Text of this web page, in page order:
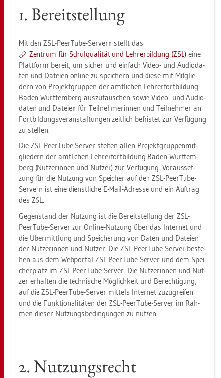
1. Be­reit­stel­lung
Mit den ZSL-PeerTu­be-Ser­vern stellt das
Zen­trum für Schul­qua­li­tät und Leh­rer­bil­dung (ZSL) eine
Platt­form be­reit, um si­cher und ein­fach Video- und Au­dio­da­
ten und Da­tei­en on­line zu spei­chern und diese mit Mit­glie­
dern von Pro­jekt­grup­pen der amt­li­chen Leh­rer­fort­bil­dung
Baden-Würt­tem­berg aus­zu­tau­schen sowie Video- und Au­dio­
da­ten und Da­tei­en für Teil­neh­me­rin­nen und Teil­neh­mer an
Fort­bil­dungs­ver­an­stal­tun­gen zeit­lich be­fris­tet zur Ver­fü­gung
zu stel­len.
Die ZSL-PeerTu­be-Ser­ver ste­hen allen Pro­jekt­grup­pen­mit­
glie­dern der amt­li­chen Leh­rer­fort­bil­dung Baden-Würt­tem­
berg (Nut­ze­rin­nen und Nut­zer) zur Ver­fü­gung. Vor­aus­set­
zung für die Nut­zung von Spei­cher auf den ZSL-PeerTu­be-
Ser­vern ist eine dienst­li­che E-Mail-Adres­se und ein Auf­trag
des ZSL.
Ge­gen­stand der Nut­zung ist die Be­reit­stel­lung der ZSL-
PeerTu­be-Ser­ver zur On­line-Nut­zung über das In­ter­net und
die Über­mitt­lung und Spei­che­rung von Daten und Da­tei­en
der Nut­ze­rin­nen und Nut­zer. Die ZSL-PeerTu­be-Ser­ver be­ste­
hen aus dem Web­por­tal ZSL-PeerTu­be-Ser­ver und dem Spei­
cher­platz im ZSL-PeerTu­be-Ser­ver. Die Nut­ze­rin­nen und Nut­
zer er­hal­ten die tech­ni­sche Mög­lich­keit und Be­rech­ti­gung,
auf die ZSL-PeerTu­be-Ser­ver mit­tels In­ter­net zu­zu­grei­fen
und die Funk­tio­na­li­tä­ten der ZSL-PeerTu­be-Ser­ver im Rah­
men die­ser Nut­zungs­be­din­gun­gen zu nut­zen.
2. Nut­zungs­recht